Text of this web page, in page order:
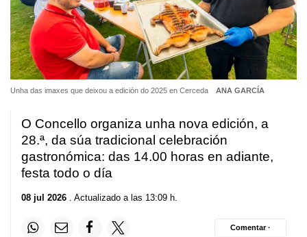
Unha das imaxes que deixou a edición do 2025 en Cerceda ANA GARCÍA
O Concello organiza unha nova edición, a
28.ª, da súa tradicional celebración
gastronómica: das 14.00 horas en adiante,
festa todo o día
08 jul 2026 . Actualizado a las 13:09 h.
Comentar ·